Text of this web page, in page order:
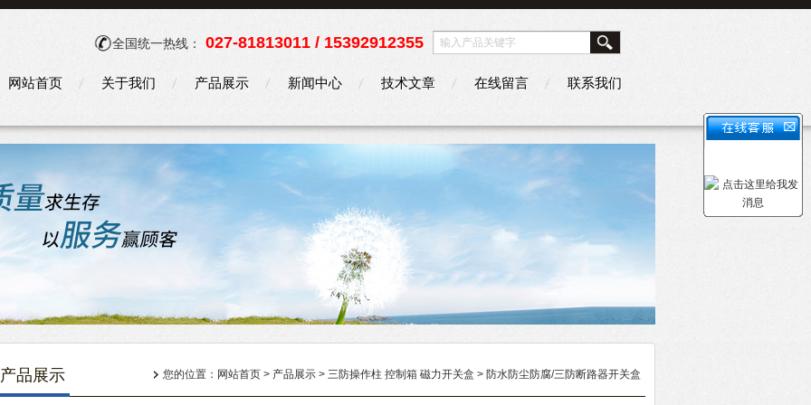
全国统一热线： 027-81813011 / 15392912355
网站首页 关于我们 产品展示 新闻中心 技术文章 在线留言 联系我们
产品展示 您的位置： 网站首页 > 产品展示 > 三防操作柱 控制箱 磁力开关盒 > 防水防尘防腐/三防断路器开关盒